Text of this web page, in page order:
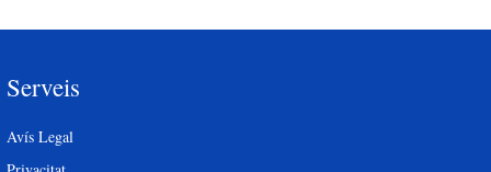
Serveis
Avís Legal